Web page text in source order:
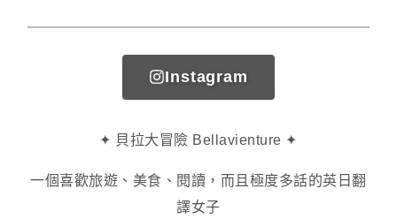
Instagram
✦ 貝拉大冒險 Bellavienture ✦
一個喜歡旅遊、美食、閱讀，而且極度多話的英日翻
譯女子